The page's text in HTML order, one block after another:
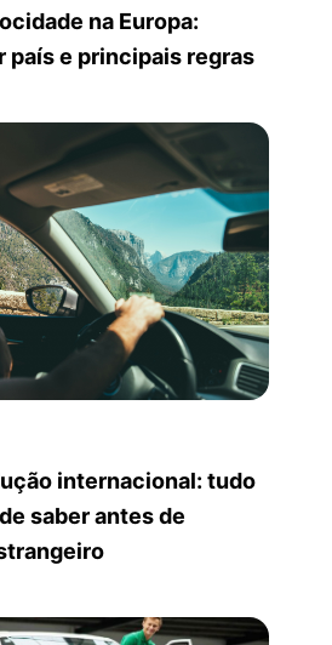
na Europa:
país e principais regras
internacional: tudo
saber antes de